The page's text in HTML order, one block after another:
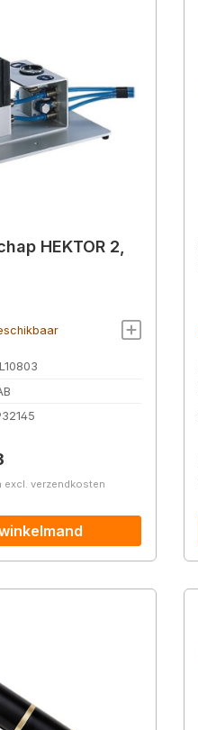
HEKTOR 2,
excl. verzendkosten